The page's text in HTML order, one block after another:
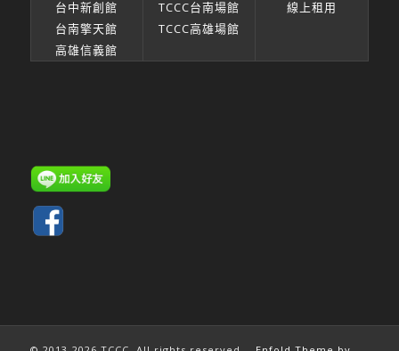
台中新創館
台南擎天館
高雄信義館
TCCC台南場館
TCCC高雄場館
線上租用